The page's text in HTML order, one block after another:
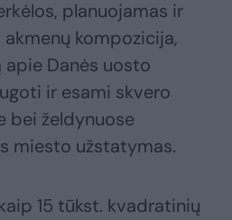
planuojamas ir
kompozicija,
Danės uosto
ir esami skvero
bei želdynuose
miesto užstatymas.
15 tūkst. kvadratinių